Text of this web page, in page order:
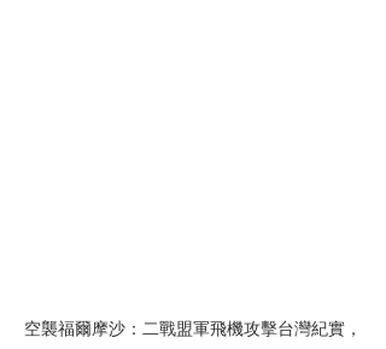
空襲福爾摩沙：二戰盟軍飛機攻擊台灣紀實，